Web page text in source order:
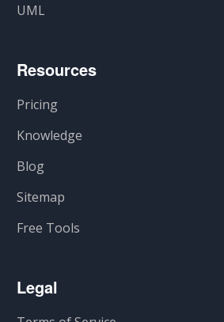
UML
Resources
Pricing
Knowledge
Blog
Sitemap
Free Tools
Legal